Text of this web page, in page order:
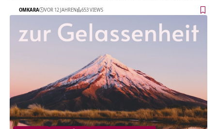
OMKARA VOR 12 JAHREN 653 VIEWS